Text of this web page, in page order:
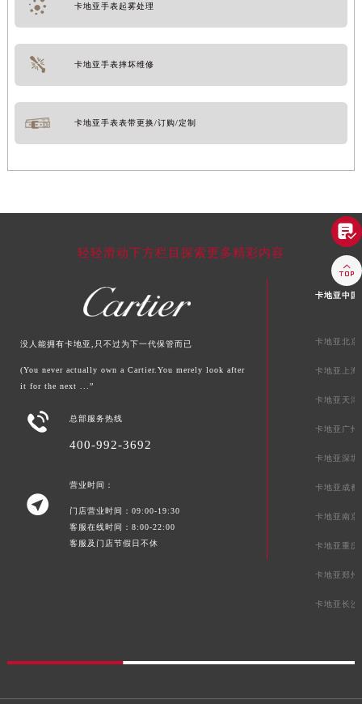
卡地亚手表起雾处理
卡地亚手表摔坏维修
卡地亚手表表带更换/订购/定制
轻轻滑动下方栏目探索更多精彩内容
没人能拥有卡地亚,只不过为下一代保管而已
(You never actually own a Cartier.You merely look after
it for the next ...”
 总部服务热线
400-992-3692

营业时间：
门店营业时间：09:00-19:30
客服在线时间：8:00-22:00
客服及门店节假日不休
卡地亚中国
卡地亚北京
卡地亚上海
卡地亚天津
卡地亚广州
卡地亚深圳
卡地亚成都
卡地亚南京
卡地亚重庆
卡地亚郑州
卡地亚长沙

